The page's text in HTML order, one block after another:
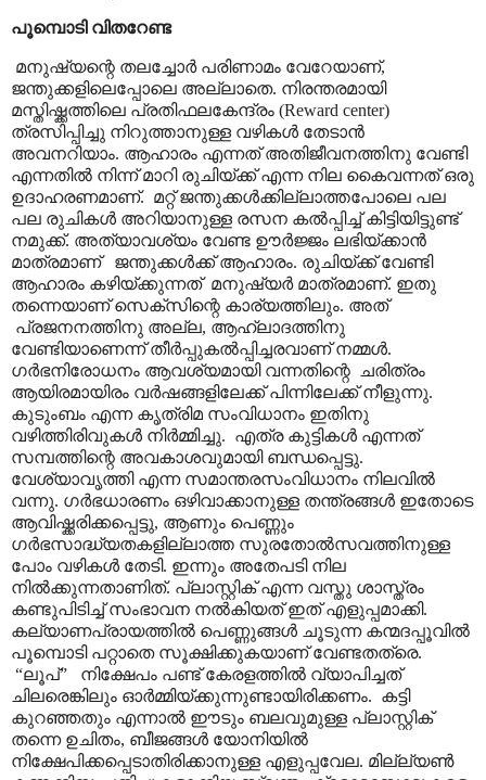
പൂമ്പൊടി വിതറേണ്ട
മനുഷ്യന്റെ തലച്ചോർ പരിണാമം വേറേയാണ്,
ജന്തുക്കളിലെപ്പോലെ അല്ലാതെ. നിരന്തരമായി
മസ്തിഷ്ക്കത്തിലെ പ്രതിഫലകേന്ദ്രം (Reward center)
ത്രസിപ്പിച്ചു നിറുത്താനുള്ള വഴികൾ തേടാൻ
അവനറിയാം. ആഹാരം എന്നത് അതിജീവനത്തിനു വേണ്ടി
എന്നതിൽ നിന്ന് മാറി രുചിയ്ക്ക് എന്ന നില കൈവന്നത് ഒരു
ഉദാഹരണമാണ്. മറ്റ് ജന്തുക്കൾക്കില്ലാത്തപോലെ പല
പല രുചികൾ അറിയാനുള്ള രസന കൽപ്പിച്ച് കിട്ടിയിട്ടുണ്ട്
നമുക്ക്. അത്യാവശ്യം വേണ്ട ഊർജ്ജം ലഭിയ്ക്കാൻ
മാത്രമാണ്
ജന്തുക്കൾക്ക് ആഹാരം. രുചിയ്ക്ക് വേണ്ടി
ആഹാരം കഴിയ്ക്കുന്നത് മനുഷ്യർ മാത്രമാണ്. ഇതു
തന്നെയാണ് സെക്സിന്റെ കാര്യത്തിലും. അത്
പ്രജനനത്തിനു അല്ല, ആഹ്ലാദത്തിനു
വേണ്ടിയാണെന്ന് തീർപ്പുകൽപ്പിച്ചരവാണ് നമ്മൾ.
ഗർഭനിരോധനം ആവശ്യമായി വന്നതിന്റെ
ചരിത്രം
ആയിരമായിരം വർഷങ്ങളിലേക്ക് പിന്നിലേക്ക് നീളുന്നു.
കുടുംബം എന്ന കൃത്രിമ സംവിധാനം ഇതിനു
വഴിത്തിരിവുകൾ നിർമ്മിച്ചു. എത്ര കുട്ടികൾ എന്നത്
സമ്പത്തിന്റെ അവകാശവുമായി ബന്ധപ്പെട്ടു.
വേശ്യാവൃത്തി എന്ന സമാന്തരസംവിധാനം നിലവിൽ
വന്നു. ഗർഭധാരണം ഒഴിവാക്കാനുള്ള തന്ത്രങ്ങൾ ഇതോടെ
ആവിഷ്ക്കരിക്കപ്പെട്ടു, ആണും പെണ്ണും
ഗർഭസാദ്ധ്യതകളില്ലാത്ത സുരതോൽസവത്തിനുള്ള
പോം വഴികൾ തേടി. ഇന്നും അതേപടി നില
നിൽക്കുന്നതാണിത്. പ്ലാസ്റ്റിക് എന്ന വസ്തു ശാസ്ത്രം
കണ്ടുപിടിച്ച് സംഭാവന നൽകിയത് ഇത് എളുപ്പമാക്കി.
കല്യാണപ്രായത്തിൽ പെണ്ണുങ്ങൾ ചൂടുന്ന കന്മദപ്പൂവിൽ
പൂമ്പൊടി പറ്റാതെ സൂക്ഷിക്കുകയാണ് വേണ്ടതത്രെ.
“ലൂപ്”
നിക്ഷേപം പണ്ട് കേരളത്തിൽ വ്യാപിച്ചത്
ചിലരെങ്കിലും ഓർമ്മിയ്ക്കുന്നുണ്ടായിരിക്കണം. കട്ടി
കുറഞ്ഞതും എന്നാൽ ഈടും ബലവുമുള്ള പ്ലാസ്റ്റിക്
തന്നെ ഉചിതം, ബീജങ്ങൾ യോനിയിൽ
നിക്ഷേപിക്കപ്പെടാതിരിക്കാനുള്ള എളുപ്പവേല. മില്ല്യൺ